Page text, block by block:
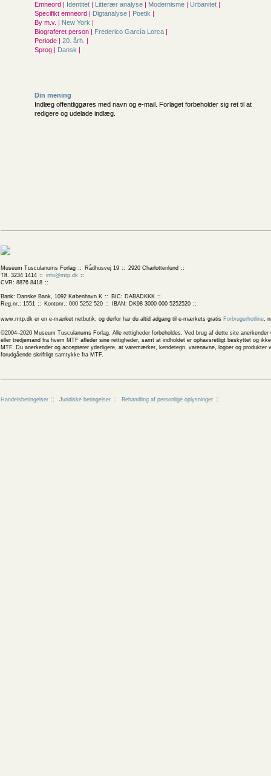
Emneord | Identitet | Litterær analyse | Modernisme | Urbanitet |
Specifikt emneord | Digtanalyse | Poetik |
By m.v. | New York |
Biograferet person | Frederico García Lorca |
Periode | 20. årh. |
Sprog | Dansk |
Din mening
Indlæg offentliggøres med navn og e-mail. Forlaget forbeholder sig ret til at
redigere og udelade indlæg.
Museum Tusculanums Forlag Rådhusvej 19
2920 Charlottenlund
Tlf. 3234 1414
info@mtp.dk
CVR: 8876 8418
Bank: Danske Bank, 1092 København K
BIC: DABADKKK
Reg.nr.: 1551
Kontonr.: 000 5252 520 IBAN: DK98 3000 000 5252520
www.mtp.dk er en e-mærket netbutik, og derfor har du altid adgang til e-mærkets gratis Forbrugerhotline,
©2004–2020 Museum Tusculanums Forlag. Alle rettigheder forbeholdes. Ved brug af dette site
eller tredjemand fra hvem MTF afleder sine rettigheder, samt at indholdet er ophavsretligt beskyttet og
MTF. Du anerkender og accepterer yderligere, at varemærker, kendetegn, varenavne, logoer og
forudgående skriftligt samtykke fra MTF.
Handelsbetingelser Juridiske betingelser Behandling af personlige oplysninger